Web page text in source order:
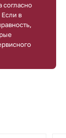
согласно
в